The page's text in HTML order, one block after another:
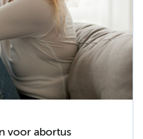
voor abortus